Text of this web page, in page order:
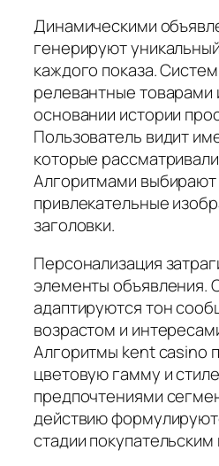
Динамическими
генерируют
каждого показа.
релевантные товарами
основании истории
Пользователь видит
которые
Алгоритмами
привлекательные
заголовки.
Персонализация
элементы объявления.
адаптируются тон
возрастом и
Алгоритмы kent casino
цветовую гамму и
предпочтениями
действию
стадии покупательским